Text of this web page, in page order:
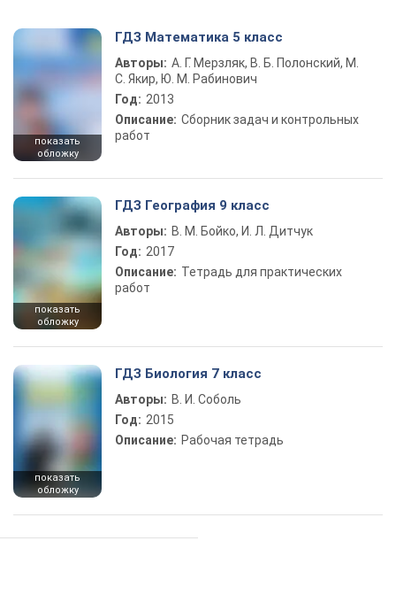
показать
обложку
ГДЗ Математика 5 класс
Авторы: А. Г. Мерзляк, В. Б. Полонский, М.
С. Якир, Ю. М. Рабинович
Год: 2013
Описание: Сборник задач и контрольных
работ
показать
обложку
ГДЗ География 9 класс
Авторы: В. М. Бойко, И. Л. Дитчук
Год: 2017
Описание: Тетрадь для практических
работ
показать
обложку
ГДЗ Биология 7 класс
Авторы: В. И. Соболь
Год: 2015
Описание: Рабочая тетрадь